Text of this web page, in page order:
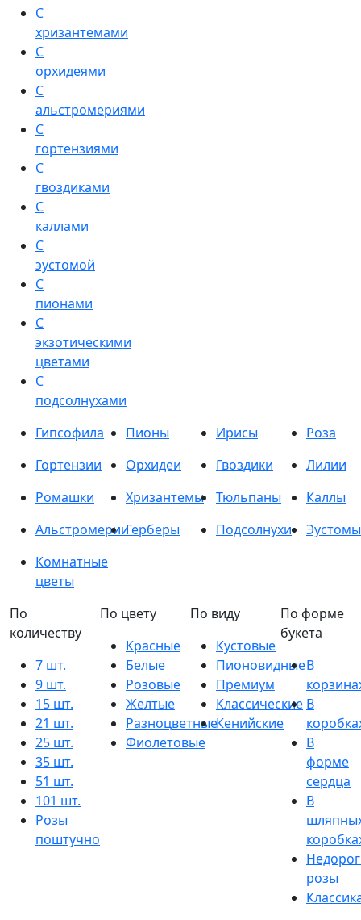
С
хризантемами
С
орхидеями
С
альстромериями
С
гортензиями
С
гвоздиками
С
каллами
С
эустомой
С
пионами
С
экзотическими
цветами
С
подсолнухами
Гипсофила
Пионы Ирисы
Роза
Гортензии
Орхидеи Гвоздики
Лилии
Ромашки
Хризантемы Тюльпаны
Каллы
АльстромерииГерберы Подсолнухи
Эустомы
Комнатные
цветы
По
количеству
7 шт.
9 шт.
15 шт.
21 шт.
25 шт.
35 шт.
51 шт.
101 шт.
Розы
поштучно
По цвету
Красные
Белые
Розовые
Желтые
Разноцветные
Фиолетовые
По виду
Кустовые
Пионовидные
Премиум
Классические
Кенийские
По форме
букета
В
В
В
форме
сердца
В
розы